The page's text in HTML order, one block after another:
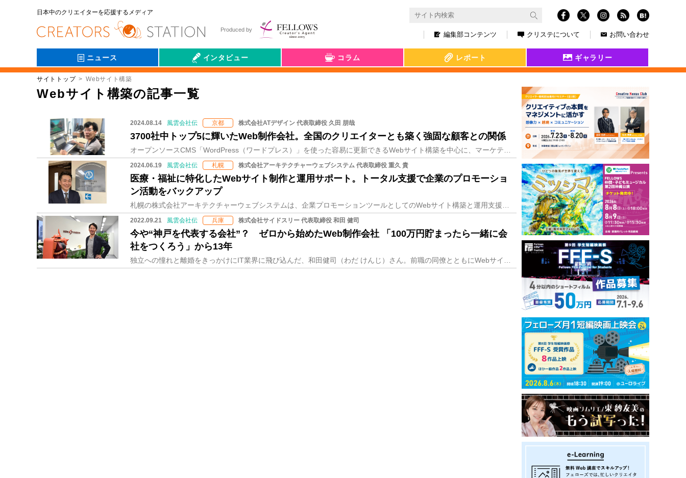
日本中のクリエイターを応援するメディア
編集部コンテンツ クリステについて お問い合わせ
Produced by
ニュース インタビュー コラム レポート ギャラリー
サイトトップ Webサイト構築
Webサイト構築の記事一覧
2024.08.14 風雲会社伝 京都 株式会社ATデザイン 代表取締役 久田 朋哉
3700社中トップ5に輝いたWeb制作会社。全国のクリエイターとも築く強固な顧客との関係
2024.06.19 風雲会社伝 札幌 株式会社アーキテクチャーウェブシステム 代表取締役 重久 貴
医療・福祉に特化したWebサイト制作と運用サポート。トータル支援で企業のプロモーショ
ン活動をバックアップ
2022.09.21 風雲会社伝 兵庫 株式会社サイドスリー 代表取締役 和田 健司
今や“神戸を代表する会社”？ ゼロから始めたWeb制作会社 「100万円貯まったら一緒に会
社をつくろう」から13年